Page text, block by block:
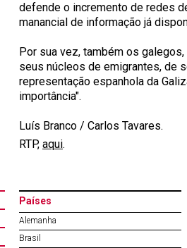
defende o incremento de redes
manancial de informação já
Por sua vez, também os
seus núcleos de emigrantes, de
representação espanhola da
importância".
Luís Branco / Carlos Tavares.
RTP, aqui.
Países
Alemanha
Brasil